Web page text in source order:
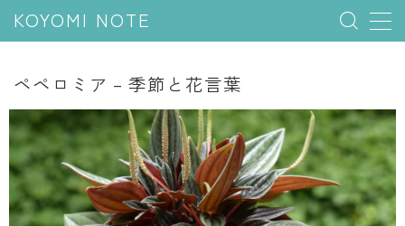
KOYOMI NOTE
行事と季節
五節句
年中行事
祝日
ペペロミア – 季節と花言葉